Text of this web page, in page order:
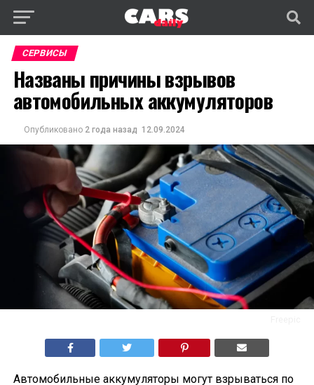
СЕРВИСЫ
Названы причины взрывов
автомобильных аккумуляторов
Опубликовано 2 года назад 12.09.2024
Автомобильные аккумуляторы могут взрываться по